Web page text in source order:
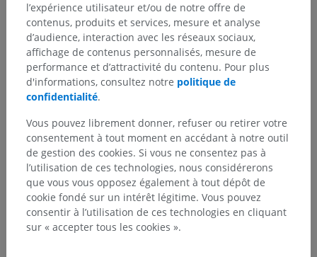
l’expérience utilisateur et/ou de notre offre de
contenus, produits et services, mesure et analyse
d’audience, interaction avec les réseaux sociaux,
affichage de contenus personnalisés, mesure de
performance et d’attractivité du contenu. Pour plus
d'informations, consultez notre politique de
confidentialité.
Vous pouvez librement donner, refuser ou retirer votre
consentement à tout moment en accédant à notre outil
de gestion des cookies. Si vous ne consentez pas à
l’utilisation de ces technologies, nous considérerons
que vous vous opposez également à tout dépôt de
cookie fondé sur un intérêt légitime. Vous pouvez
consentir à l’utilisation de ces technologies en cliquant
sur « accepter tous les cookies ».